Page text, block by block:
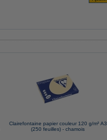
Clairefontaine papier couleur 120 g/m² A3
(250 feuilles) - chamois